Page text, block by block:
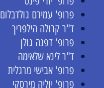
פרופ' עמירם גולדבלום
ד"ר קרולה הילפריך
פרופ' דפנה גולן
ד"ר לינא שלאימה
פרופ' אבישי מרגלית
פרופ' יוליה מירסקי